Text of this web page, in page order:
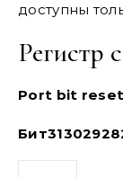
доступны
Регистр
Port bit reset
Бит31302928